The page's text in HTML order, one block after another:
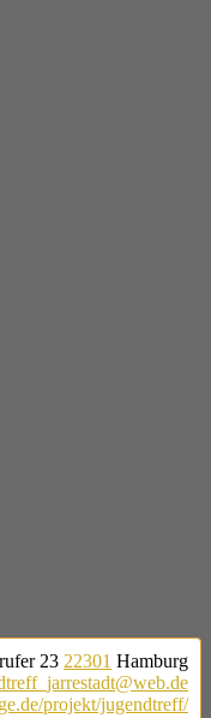
23 22301 Hamburg
projekt/jugendtreff/